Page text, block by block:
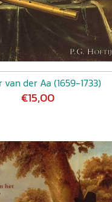
van der Aa (1659-1733)
€15,00